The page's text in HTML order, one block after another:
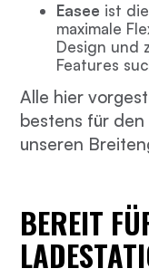
Easee ist
maximale
Design und
Features
Alle hier
bestens für
unseren
BEREIT